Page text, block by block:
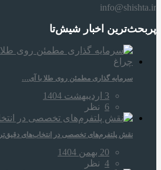
info@shishta.ir
پربحث‌ترین اخبار شیش‌تا
سرمایه‌ گذاری مطمئن روی طلا با آی…
3 اردیبهشت 1404
6 نظر
نقش پلتفرم‌های تخصصی در انتخاب‌های دقیق‌تر
20 بهمن 1404
4 نظر